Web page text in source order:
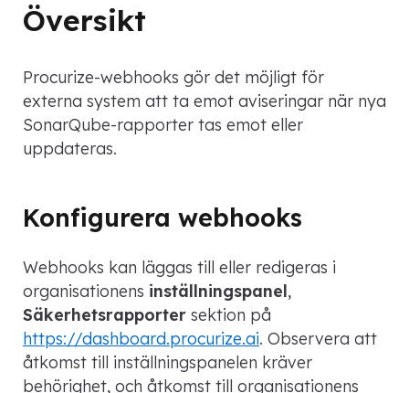
Översikt
Procurize-webhooks gör det möjligt för
externa system att ta emot aviseringar när nya
SonarQube-rapporter tas emot eller
uppdateras.
Konfigurera webhooks
Webhooks kan läggas till eller redigeras i
organisationens inställningspanel,
Säkerhetsrapporter sektion på
https://dashboard.procurize.ai. Observera att
åtkomst till inställningspanelen kräver
behörighet, och åtkomst till organisationens